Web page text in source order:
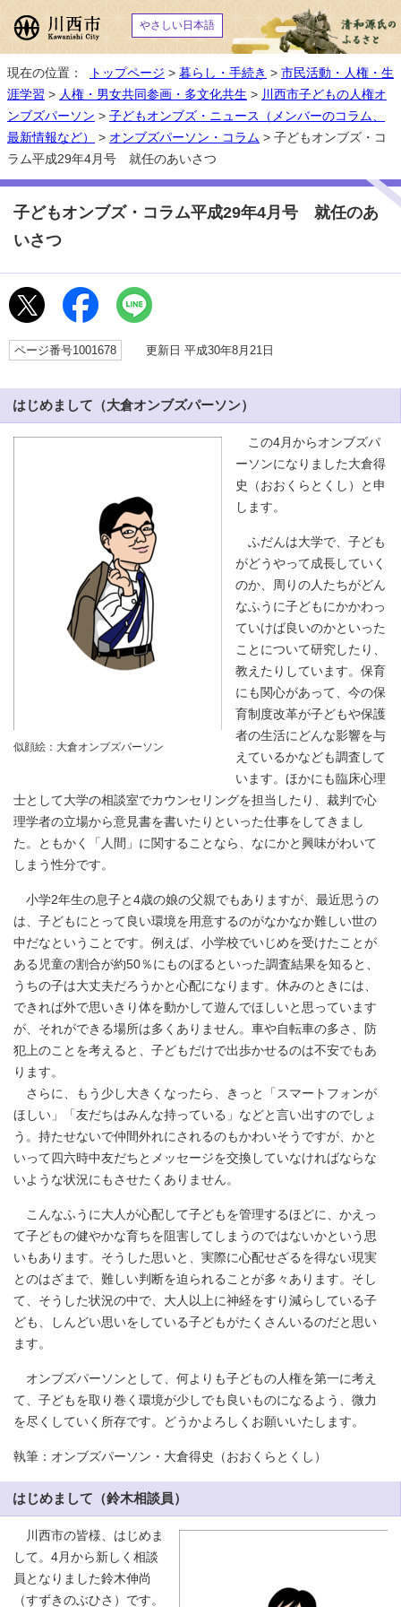
やさしい日本語
現在の位置： トップページ > 暮らし・手続き > 市民活動・人権・生
涯学習 > 人権・男女共同参画・多文化共生 > 川西市子どもの人権オ
ンブズパーソン > 子どもオンブズ・ニュース（メンバーのコラム、
最新情報など）
> オンブズパーソン・コラム > 子どもオンブズ・コ
ラム平成29年4月号 就任のあいさつ
子どもオンブズ・コラム平成29年4月号 就任のあ
いさつ
ページ番号1001678 更新日 平成30年8月21日
はじめまして（大倉オンブズパーソン）
似顔絵：大倉オンブズパーソン
この4月からオンブズパ
ーソンになりました大倉得
史（おおくらとくし）と申
します。
ふだんは大学で、子ども
がどうやって成長していく
のか、周りの人たちがどん
なふうに子どもにかかわっ
ていけば良いのかといった
ことについて研究したり、
教えたりしています。保育
にも関心があって、今の保
育制度改革が子どもや保護
者の生活にどんな影響を与
えているかなども調査して
います。ほかにも臨床心理
士として大学の相談室でカウンセリングを担当したり、裁判で心
理学者の立場から意見書を書いたりといった仕事をしてきまし
た。ともかく「人間」に関することなら、なにかと興味がわいて
しまう性分です。
小学2年生の息子と4歳の娘の父親でもありますが、最近思うの
は、子どもにとって良い環境を用意するのがなかなか難しい世の
中だなということです。例えば、小学校でいじめを受けたことが
ある児童の割合が約50％にものぼるといった調査結果を知ると、
うちの子は大丈夫だろうかと心配になります。休みのときには、
できれば外で思いきり体を動かして遊んでほしいと思っています
が、それができる場所は多くありません。車や自転車の多さ、防
犯上のことを考えると、子どもだけで出歩かせるのは不安でもあ
ります。
さらに、もう少し大きくなったら、きっと「スマートフォンが
ほしい」「友だちはみんな持っている」などと言い出すのでしょ
う。持たせないで仲間外れにされるのもかわいそうですが、かと
いって四六時中友だちとメッセージを交換していなければならな
いような状況にもさせたくありません。
こんなふうに大人が心配して子どもを管理するほどに、かえっ
て子どもの健やかな育ちを阻害してしまうのではないかという思
いもあります。そうした思いと、実際に心配せざるを得ない現実
とのはざまで、難しい判断を迫られることが多々あります。そし
て、そうした状況の中で、大人以上に神経をすり減らしている子
ども、しんどい思いをしている子どもがたくさんいるのだと思い
ます。
オンブズパーソンとして、何よりも子どもの人権を第一に考え
て、子どもを取り巻く環境が少しでも良いものになるよう、微力
を尽くしていく所存です。どうかよろしくお願いいたします。
執筆：オンブズパーソン・大倉得史（おおくらとくし）
はじめまして（鈴木相談員）
川西市の皆様、はじめま
して。4月から新しく相談
員となりました鈴木伸尚
（すずきのぶひさ）です。